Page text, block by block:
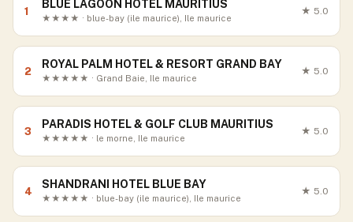
1
BLUE LAGOON HOTEL MAURITIUS
★★★★ · blue-bay (ile maurice), Ile maurice
★ 5.0
2
ROYAL PALM HOTEL & RESORT GRAND BAY
★★★★★ · Grand Baie, Ile maurice
★ 5.0
3
PARADIS HOTEL & GOLF CLUB MAURITIUS
★★★★★ · le morne, Ile maurice
★ 5.0
4
SHANDRANI HOTEL BLUE BAY
★★★★★ · blue-bay (ile maurice), Ile maurice
★ 5.0